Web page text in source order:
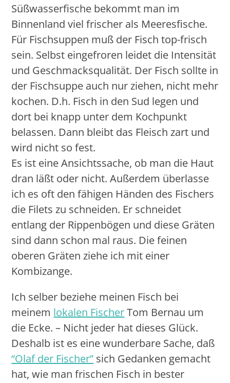
Süßwasserfische bekommt man im
Binnenland viel frischer als Meeresfische.
Für Fischsuppen muß der Fisch top-frisch
sein. Selbst eingefroren leidet die Intensität
und Geschmacksqualität. Der Fisch sollte in
der Fischsuppe auch nur ziehen, nicht mehr
kochen. D.h. Fisch in den Sud legen und
dort bei knapp unter dem Kochpunkt
belassen. Dann bleibt das Fleisch zart und
wird nicht so fest.
Es ist eine Ansichtssache, ob man die Haut
dran läßt oder nicht. Außerdem überlasse
ich es oft den fähigen Händen des Fischers
die Filets zu schneiden. Er schneidet
entlang der Rippenbögen und diese Gräten
sind dann schon mal raus. Die feinen
oberen Gräten ziehe ich mit einer
Kombizange.
Ich selber beziehe meinen Fisch bei
meinem lokalen FischerTom Bernau um
die Ecke. – Nicht jeder hat dieses Glück.
Deshalb ist es eine wunderbare Sache, daß
“Olaf der Fischer” sich Gedanken gemacht
hat, wie man frischen Fisch in bester